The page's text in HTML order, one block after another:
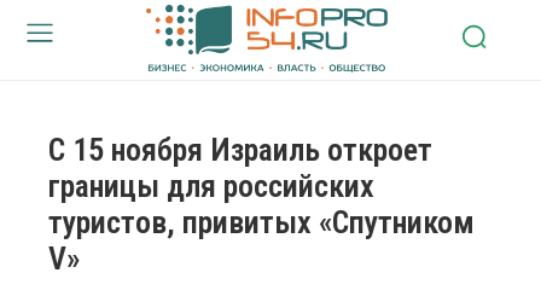
С 15 ноября Израиль откроет
границы для российских
туристов, привитых «Спутником
V»